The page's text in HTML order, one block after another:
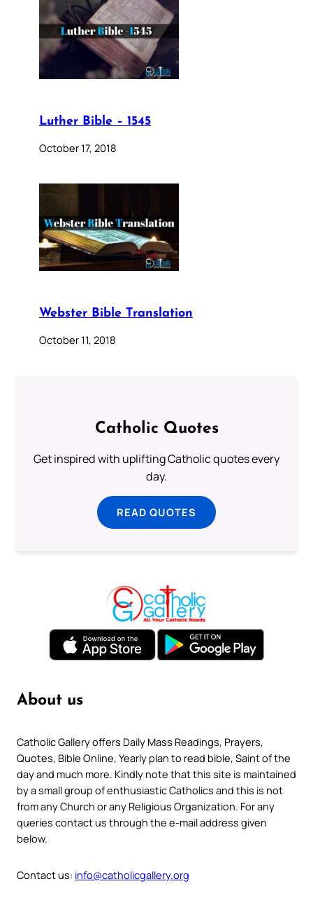
Luther Bible – 1545
October 17, 2018
Webster Bible Translation
October 11, 2018
Catholic Quotes
Get inspired with uplifting Catholic quotes every
day.
READ QUOTES
About us
Catholic Gallery offers Daily Mass Readings, Prayers,
Quotes, Bible Online, Yearly plan to read bible, Saint of the
day and much more. Kindly note that this site is maintained
by a small group of enthusiastic Catholics and this is not
from any Church or any Religious Organization. For any
queries contact us through the e-mail address given
below.
Contact us: info@catholicgallery.org